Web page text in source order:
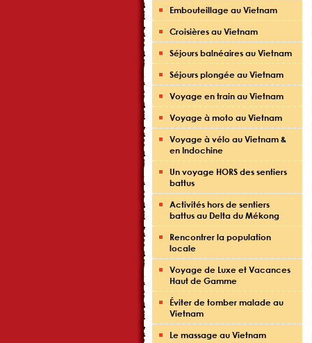
Embouteillage au Vietnam
Croisières au Vietnam
Séjours balnéaires au Vietnam
Séjours plongée au Vietnam
Voyage en train au Vietnam
Voyage à moto au Vietnam
Voyage à vélo au Vietnam &
en Indochine
Un voyage HORS des sentiers
battus
Activités hors de sentiers
battus au Delta du Mékong
Rencontrer la population
locale
Voyage de Luxe et Vacances
Haut de Gamme
Éviter de tomber malade au
Vietnam
Le massage au Vietnam